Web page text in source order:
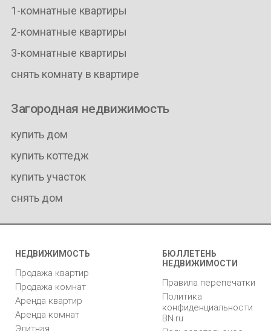
1-комнатные квартиры
2-комнатные квартиры
3-комнатные квартиры
снять комнату в квартире
Загородная недвижимость
купить дом
купить коттедж
купить участок
снять дом
НЕДВИЖИМОСТЬ
Продажа квартир
Продажа комнат
Аренда квартир
Аренда комнат
Элитная
БЮЛЛЕТЕНЬ
НЕДВИЖИМОСТИ
Правила перепечатки
Политика
конфиденциальности
BN.ru